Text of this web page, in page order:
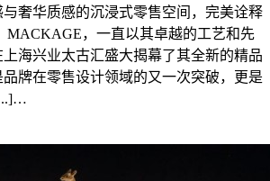
奢华质感的沉浸式零售空间，完美诠释
MACKAGE，一直以其卓越的工艺和先
海兴业太古汇盛大揭幕了其全新的精品
牌在零售设计领域的又一次突破，更是